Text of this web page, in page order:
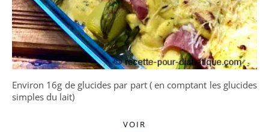
Environ 16g de glucides par part ( en comptant les glucides
simples du lait)
VOIR